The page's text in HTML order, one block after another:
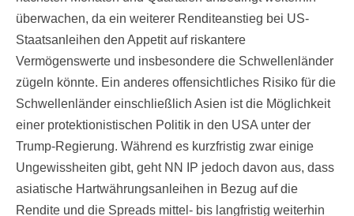
überwachen, da ein weiterer Renditeanstieg bei US-
Staatsanleihen den Appetit auf riskantere
Vermögenswerte und insbesondere die Schwellenländer
zügeln könnte. Ein anderes offensichtliches Risiko für die
Schwellenländer einschließlich Asien ist die Möglichkeit
einer protektionistischen Politik in den USA unter der
Trump-Regierung. Während es kurzfristig zwar einige
Ungewissheiten gibt, geht NN IP jedoch davon aus, dass
asiatische Hartwährungsanleihen in Bezug auf die
Rendite und die Spreads mittel- bis langfristig weiterhin